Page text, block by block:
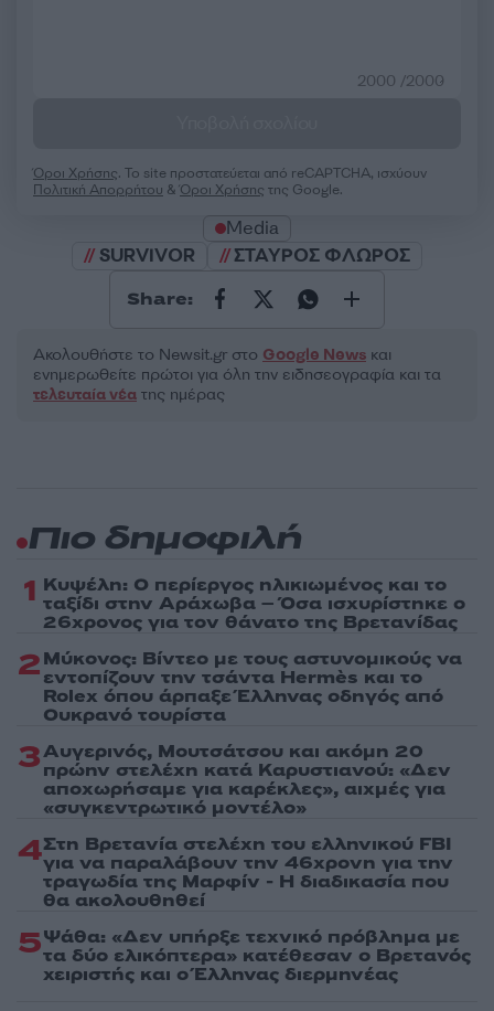
2000 /2000
Όροι Χρήσης. Το site προστατεύεται από reCAPTCHA, ισχύουν
Πολιτική Απορρήτου &Όροι Χρήσης της Google.
Media
SURVIVOR
ΣΤΑΥΡΟΣ ΦΛΩΡΟΣ
Share:
Ακολουθήστε το Νewsit.gr στο Google News και
ενημερωθείτε πρώτοι για όλη την ειδησεογραφία και τα
τελευταία νέα της ημέρας
Πιο δημοφιλή
1 Κυψέλη: Ο περίεργος ηλικιωμένος και το
ταξίδι στην Αράχωβα – Όσα ισχυρίστηκε ο
26χρονος για τον θάνατο της Βρετανίδας
2Μύκονος: Βίντεο με τους αστυνομικούς να
εντοπίζουν την τσάντα Hermès και το
Rolex όπου άρπαξε Έλληνας οδηγός από
Ουκρανό τουρίστα
3Αυγερινός, Μουτσάτσου και ακόμη 20
πρώην στελέχη κατά Καρυστιανού: «Δεν
αποχωρήσαμε για καρέκλες», αιχμές για
«συγκεντρωτικό μοντέλο»
4Στη Βρετανία στελέχη του ελληνικού FBI
για να παραλάβουν την 46χρονη για την
τραγωδία της Μαρφίν - Η διαδικασία που
θα ακολουθηθεί
5Ψάθα: «Δεν υπήρξε τεχνικό πρόβλημα με
τα δύο ελικόπτερα» κατέθεσαν ο Βρετανός
χειριστής και ο Έλληνας διερμηνέας